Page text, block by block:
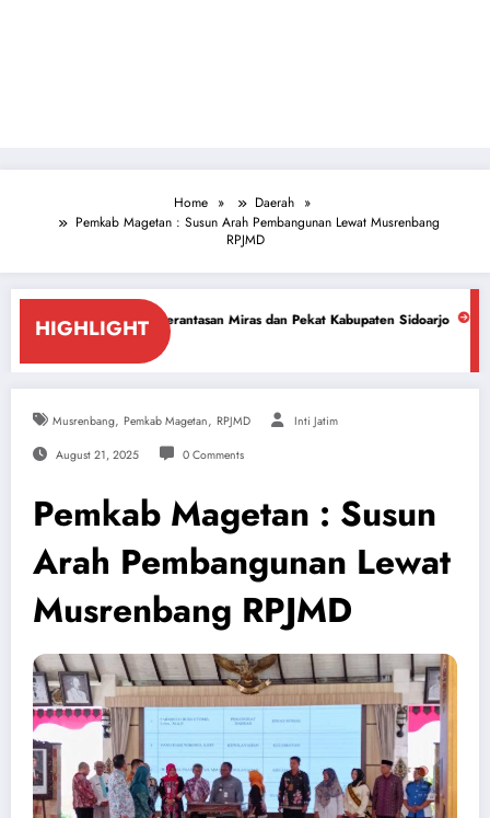
Home
Daerah
Pemkab Magetan : Susun Arah Pembangunan Lewat Musrenbang
RPJMD
HIGHLIGHTMiras dan Pekat Kabupaten Sidoarjo Sidoarjo Darurat Miras
Musrenbang, Pemkab Magetan, RPJMD Inti Jatim
August 21, 2025 0 Comments
Pemkab Magetan : Susun
Arah Pembangunan Lewat
Musrenbang RPJMD